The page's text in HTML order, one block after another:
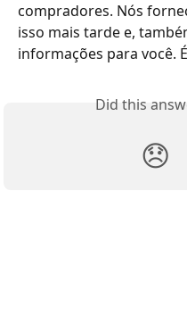
compradores. Nós
isso mais tarde e,
informações para você.
Did this
😞